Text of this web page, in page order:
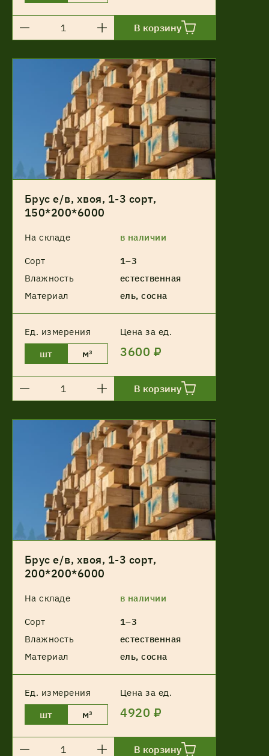
В корзину
Брус е/в, хвоя, 1-3 сорт,
150*200*6000
На складе в наличии
Сорт
1–3
Влажность
естественная
Материал
ель, сосна
Ед. измерения Цена за ед.
шт м³ 3600 ₽
В корзину
Брус е/в, хвоя, 1-3 сорт,
200*200*6000
На складе в наличии
Сорт
1–3
Влажность
естественная
Материал
ель, сосна
Ед. измерения Цена за ед.
шт м³ 4920 ₽
В корзину